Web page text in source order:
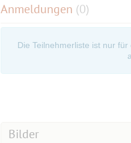
Anmeldungen (0)
Die Teilnehmerliste ist nur
Bilder